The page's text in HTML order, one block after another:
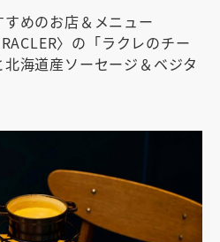
めのお店＆メニュー
〉の「ラクレのチー
海道産ソーセージ＆ベジタ